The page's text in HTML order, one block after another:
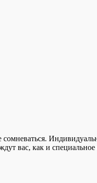
вас, как и специальное